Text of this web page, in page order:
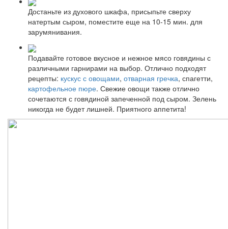
Достаньте из духового шкафа, присыпьте сверху
натертым сыром, поместите еще на 10-15 мин. для
зарумянивания.
Подавайте готовое вкусное и нежное мясо говядины с
различными гарнирами на выбор. Отлично подходят
рецепты: кускус с овощами, отварная гречка, спагетти,
картофельное пюре. Свежие овощи также отлично
сочетаются с говядиной запеченной под сыром. Зелень
никогда не будет лишней. Приятного аппетита!